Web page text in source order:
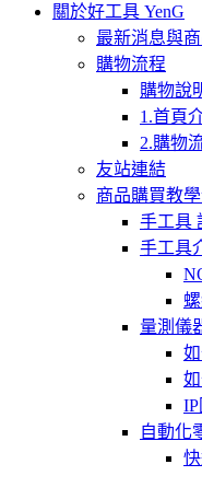
關於好工具 YenG
最新消息與
購物流程
購物說
1.首頁
2.購物
友站連結
商品購買教
手工具
手工具
量測儀
自動化